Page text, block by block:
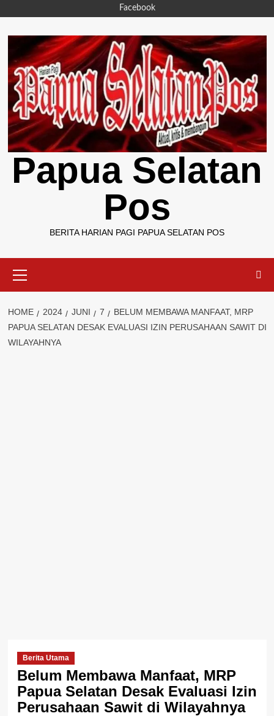
content
Facebook
Papua Selatan
Pos
BERITA HARIAN PAGI PAPUA SELATAN POS
Menu
HOME 2024 JUNI 7
BELUM MEMBAWA MANFAAT, MRP
PAPUA SELATAN DESAK EVALUASI IZIN PERUSAHAAN SAWIT DI
WILAYAHNYA
Berita Utama
Belum Membawa Manfaat, MRP
Papua Selatan Desak Evaluasi Izin
Perusahaan Sawit di Wilayahnya